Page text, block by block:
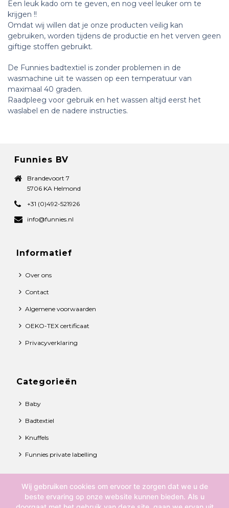
Een leuk kado om te geven, en nog veel leuker om te
krijgen !!
Omdat wij willen dat je onze producten veilig kan
gebruiken, worden tijdens de productie en het verven geen
giftige stoffen gebruikt.
De Funnies badtextiel is zonder problemen in de
wasmachine uit te wassen op een temperatuur van
maximaal 40 graden.
Raadpleeg voor gebruik en het wassen altijd eerst het
waslabel en de nadere instructies.
Funnies BV
Brandevoort 7
5706 KA Helmond
+31 (0)492-521926
info@funnies.nl
Informatief
Over ons
Contact
Algemene voorwaarden
OEKO-TEX certificaat
Privacyverklaring
Categorieën
Baby
Badtextiel
Knuffels
Funnies private labelling
© 2021 Funnies BV. All rights reserved.
Wij gebruiken cookies om ervoor te zorgen dat we u de
beste ervaring op onze website kunnen bieden. Als u